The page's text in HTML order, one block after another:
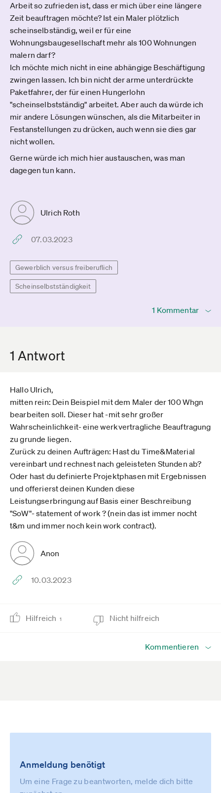
Arbeit so zufrieden ist, dass er mich über eine längere
Zeit beauftragen möchte? Ist ein Maler plötzlich
scheinselbständig, weil er für eine
Wohnungsbaugesellschaft mehr als 100 Wohnungen
malern darf?
Ich möchte mich nicht in eine abhängige Beschäftigung
zwingen lassen. Ich bin nicht der arme unterdrückte
Paketfahrer, der für einen Hungerlohn
"scheinselbstständig" arbeitet. Aber auch da würde ich
mir andere Lösungen wünschen, als die Mitarbeiter in
Festanstellungen zu drücken, auch wenn sie dies gar
nicht wollen.
Gerne würde ich mich hier austauschen, was man
dagegen tun kann.
Ulrich Roth
07.03.2023
Gewerblich versus freiberuflich
Scheinselbstständigkeit
1 Kommentar
1 Antwort
Hallo Ulrich,
mitten rein: Dein Beispiel mit dem Maler der 100 Whgn
bearbeiten soll. Dieser hat -mit sehr großer
Wahrscheinlichkeit- eine werkvertragliche Beauftragung
zu grunde liegen.
Zurück zu deinen Aufträgen: Hast du Time&Material
vereinbart und rechnest nach geleisteten Stunden ab?
Oder hast du definierte Projektphasen mit Ergebnissen
und offerierst deinen Kunden diese
Leistungserbringung auf Basis einer Beschreibung
"SoW"- statement of work ? (nein das ist immer nocht
t&m und immer noch kein work contract).
Anon
10.03.2023
Hilfreich 1 Nicht hilfreich
Kommentieren
Anmeldung benötigt
Um eine Frage zu beantworten, melde dich bitte